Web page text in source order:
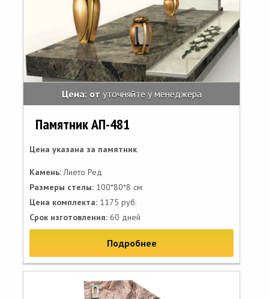
Цена: от уточняйте у менеджера
Памятник АП-481
Цена указана за памятник
Камень:Лието Ред
Размеры стелы: 100*80*8 см
Цена комплекта: 1175 руб.
Срок изготовления: 60 дней
Подробнее